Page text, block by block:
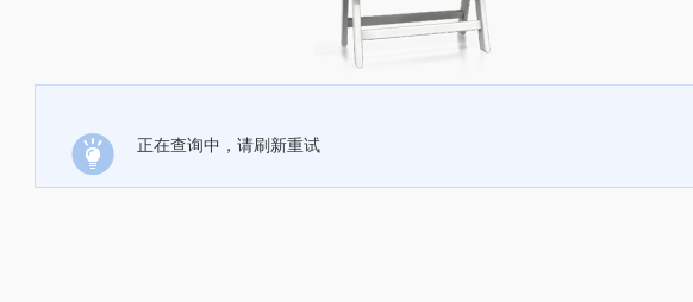
正在查询中，请刷新重试